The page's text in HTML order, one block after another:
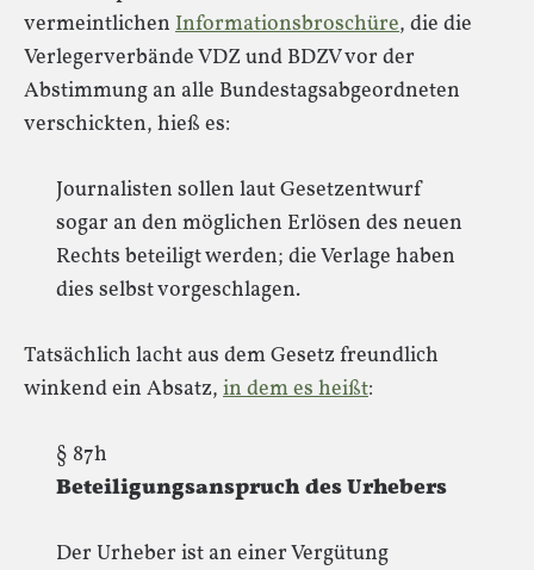
vermeintlichen Informationsbroschüre, die die
Verlegerverbände VDZ und BDZV vor der
Abstimmung an alle Bundestagsabgeordneten
verschickten, hieß es:
Journalisten sollen laut Gesetzentwurf
sogar an den möglichen Erlösen des neuen
Rechts beteiligt werden; die Verlage haben
dies selbst vorgeschlagen.
Tatsächlich lacht aus dem Gesetz freundlich
winkend ein Absatz, in dem es heißt:
§ 87h
Beteiligungsanspruch des Urhebers
Der Urheber ist an einer Vergütung